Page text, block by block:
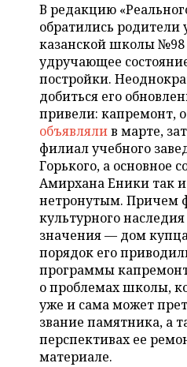
ОТКРЫТАЯ ЛЕКЦИЯ
БАСКЕТБОЛ
ВОЛЕЙБОЛ
КИБЕРСПОРТ
ФИГУРНОЕ КАТАНИЕ
ВОДНЫЕ ВИДЫ СПОРТА
ХОККЕЙ С МЯЧОМ
ИНФРАСТРУКТУРА
ИСТОРИЯ
КУЛЬТУРА
МЕДИЦИНА
ОБРАЗОВАНИЕ
ПРОИСШЕСТВИЯ
СПРАВОЧНИК
СПИСОК ПЕРСОН
СПИСОК КОМПАНИЙ
ПОЛНАЯ ВЕРСИЯ
В редакцию
обратились родители
казанской школы
удручающее
постройки.
добиться его
привели: капремонт,
объявлялив марте,
филиал учебного
Горького, а основное
Амирхана Еники так и
нетронутым. Причем
культурного
значения — дом
порядок его
программы
о проблемах школы,
уже и сама может
звание памятника, а
перспективах ее
материале.